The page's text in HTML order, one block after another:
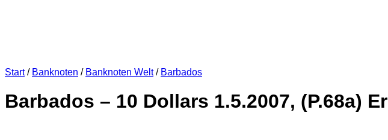
Start / Banknoten / Banknoten Welt / Barbados
Barbados – 10 Dollars 1.5.2007, (P.68a)